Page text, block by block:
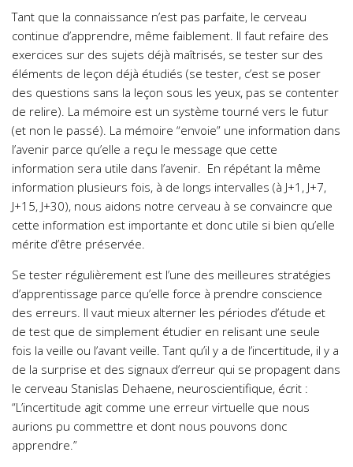
Tant que la connaissance n’est pas parfaite, le cerveau
continue d’apprendre, même faiblement. Il faut refaire des
exercices sur des sujets déjà maîtrisés, se tester sur des
éléments de leçon déjà étudiés (se tester, c’est se poser
des questions sans la leçon sous les yeux, pas se contenter
de relire). La mémoire est un système tourné vers le futur
(et non le passé). La mémoire “envoie” une information dans
l’avenir parce qu’elle a reçu le message que cette
information sera utile dans l’avenir. En répétant la même
information plusieurs fois, à de longs intervalles (à J+1, J+7,
J+15, J+30), nous aidons notre cerveau à se convaincre que
cette information est importante et donc utile si bien qu’elle
mérite d’être préservée.
Se tester régulièrement est l’une des meilleures stratégies
d’apprentissage parce qu’elle force à prendre conscience
des erreurs. Il vaut mieux alterner les périodes d’étude et
de test que de simplement étudier en relisant une seule
fois la veille ou l’avant veille.Tant qu’il y a de l’incertitude, il y a
de la surprise et des signaux d’erreur qui se propagent dans
le cerveau Stanislas Dehaene, neuroscientifique, écrit :
“L’incertitude agit comme une erreur virtuelle que nous
aurions pu commettre et dont nous pouvons donc
apprendre.”